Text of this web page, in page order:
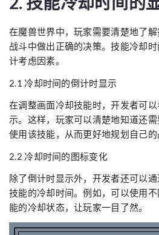
在魔兽世界中，玩家需要清楚地了
战斗中做出正确的决策。技能冷却
计考虑因素。
2.1 冷却时间的倒计时显示
在调整画面冷却技能时，开发者可
示。这样，玩家可以清楚地知道还
使用该技能，从而更好地规划自己的
2.2 冷却时间的图标变化
除了倒计时显示外，开发者还可以
技能的冷却时间。例如，可以使用
能的冷却状态，让玩家一目了然。